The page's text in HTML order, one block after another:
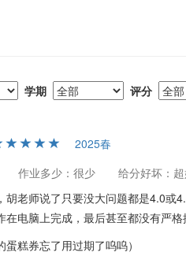
学期 评分
2025春
作业多少：很少 给分好坏：
胡老师说了只要没大问题都是4.0或
在电脑上完成，最后甚至都没有严格
蛋糕券忘了用过期了呜呜）